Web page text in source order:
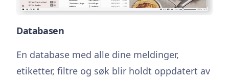
Databasen
En database med alle dine meldinger,
etiketter, filtre og søk blir holdt oppdatert av